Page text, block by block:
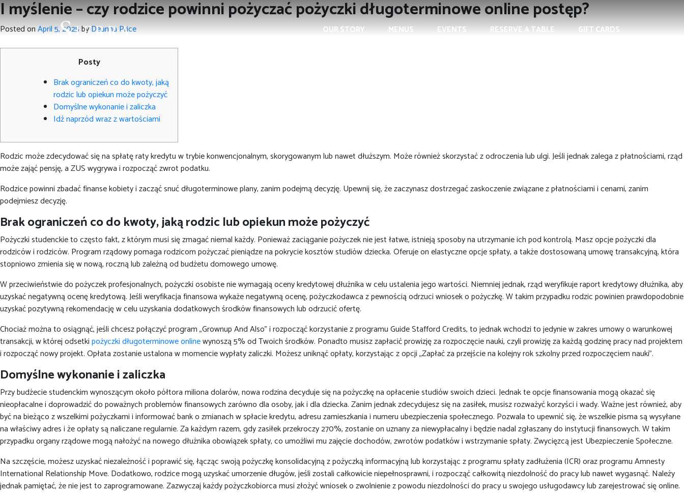
OUR STORY MENUS EVENTS RESERVE A TABLE GIFT CARDS
I myślenie – czy rodzice powinni pożyczać pożyczki długoterminowe online postęp?
Posted onApril 5, 2025byDeanna Price
Posty
Brak ograniczeń co do kwoty, jaką
rodzic lub opiekun może pożyczyć
Domyślne wykonanie i zaliczka
Idź naprzód wraz z wartościami
Rodzic może zdecydować się na spłatę raty kredytu w trybie konwencjonalnym, skorygowanym lub nawet dłuższym. Może również skorzystać z odroczenia lub ulgi. Jeśli jednak zalega z płatnościami, rząd
może zająć pensję, a ZUS wygrywa i rozpocząć zwrot podatku.
Rodzice powinni zbadać finanse kobiety i zacząć snuć długoterminowe plany, zanim podejmą decyzję. Upewnij się, że zaczynasz dostrzegać zaskoczenie związane z płatnościami i cenami, zanim
podejmiesz decyzję.
Brak ograniczeń co do kwoty, jaką rodzic lub opiekun może pożyczyć
Pożyczki studenckie to często fakt, z którym musi się zmagać niemal każdy. Ponieważ zaciąganie pożyczek nie jest łatwe, istnieją sposoby na utrzymanie ich pod kontrolą. Masz opcje pożyczki dla
rodziców i rodziców. Program rządowy pomaga rodzicom pożyczać pieniądze na pokrycie kosztów studiów dziecka. Oferuje on elastyczne opcje spłaty, a także dostosowaną umowę transakcyjną, która
stopniowo zmienia się w nową, roczną lub zależną od budżetu domowego umowę.
W przeciwieństwie do pożyczek profesjonalnych, pożyczki osobiste nie wymagają oceny kredytowej dłużnika w celu ustalenia jego wartości. Niemniej jednak, rząd weryfikuje raport kredytowy dłużnika, aby
uzyskać negatywną ocenę kredytową. Jeśli weryfikacja finansowa wykaże negatywną ocenę, pożyczkodawca z pewnością odrzuci wniosek o pożyczkę. W takim przypadku rodzic powinien prawdopodobnie
uzyskać pozytywną rekomendację w celu uzyskania dodatkowych środków finansowych lub odrzucić ofertę.
Chociaż można to osiągnąć, jeśli chcesz połączyć program „Grownup And Also” i rozpocząć korzystanie z programu Guide Stafford Credits, to jednak wchodzi to jedynie w zakres umowy o warunkowej
transakcji, w której odsetkipożyczki długoterminowe onlinewynoszą 5% od Twoich środków. Ponadto musisz zapłacić prowizję za rozpoczęcie nauki, czyli prowizję za każdą godzinę pracy nad projektem
i rozpocząć nowy projekt. Opłata zostanie ustalona w momencie wypłaty zaliczki. Możesz uniknąć opłaty, korzystając z opcji „Zapłać za przejście na kolejny rok szkolny przed rozpoczęciem nauki”.
Domyślne wykonanie i zaliczka
Przy budżecie studenckim wynoszącym około półtora miliona dolarów, nowa rodzina decyduje się na pożyczkę na opłacenie studiów swoich dzieci. Jednak te opcje finansowania mogą okazać się
nieopłacalne i doprowadzić do poważnych problemów finansowych zarówno dla osoby, jak i dla dziecka. Zanim jednak zdecydujesz się na zasiłek, musisz rozważyć korzyści i wady. Ważne jest również, aby
być na bieżąco z wszelkimi pożyczkami i informować bank o zmianach w spłacie kredytu, adresu zamieszkania i numeru ubezpieczenia społecznego. Pozwala to upewnić się, że wszelkie pisma są wysyłane
na właściwy adres i że opłaty są naliczane regularnie. Za każdym razem, gdy zasiłek przekroczy 270%, zostanie on uznany za niewypłacalny i będzie nadal zgłaszany do instytucji finansowych. W takim
przypadku organy rządowe mogą nałożyć na nowego dłużnika obowiązek spłaty, co umożliwi mu zajęcie dochodów, zwrotów podatków i wstrzymanie spłaty. Zwycięzcą jest Ubezpieczenie Społeczne.
Na szczęście, możesz uzyskać niezależność i poprawić się, łącząc swoją pożyczkę konsolidacyjną z pożyczką informacyjną lub korzystając z programu spłaty zadłużenia (ICR) oraz programu Amnesty
International Relationship Move. Dodatkowo, rodzice mogą uzyskać umorzenie długów, jeśli zostali całkowicie niepełnosprawni, i rozpocząć całkowitą niezdolność do pracy lub nawet wygasnąć. Należy
jednak pamiętać, że nie jest to zaprogramowane. Zazwyczaj każdy pożyczkobiorca musi złożyć wniosek o zwolnienie z powodu niezdolności do pracy u swojego usługodawcy lub zarejestrować się online.